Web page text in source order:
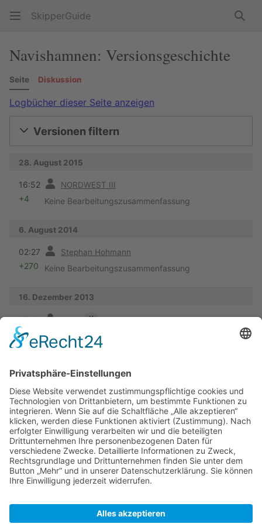
SkipperGuide
Navishamnen: Versionsgeschichte
Seite Diskussion
Logbücher dieser Seite anzeigen
Versionen filtern
28. August 2015
16:52 NORDWEST III
+4 Keine Bearbeitungszusammenfassung
6. August 2014
02:27 Stephan Hohmann
+270 Keine Bearbeitungszusammenfassung
16. Dezember 2013
10:11 Peter K
+3 Textersetzung - „"N “ durch „"N, “
Vorherige
08:23
+220 Keine Bearbeitungszusammenfassung
7. März 2008
Vorherige
10:25 M Dietrich
+590 Erstbeschreibung